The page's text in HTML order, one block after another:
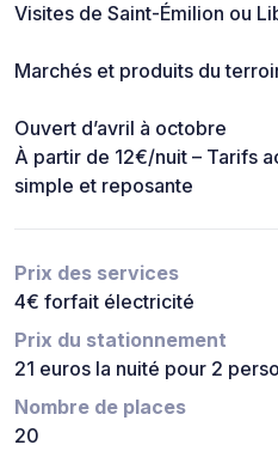
Visites de Saint-Émilion ou
Marchés et produits du
Ouvert d’avril à octobre
À partir de 12€/nuit – Tarifs
simple et reposante
Prix des services
4€ forfait électricité
Prix du stationnement
21 euros la nuité pour 2
Nombre de places
20